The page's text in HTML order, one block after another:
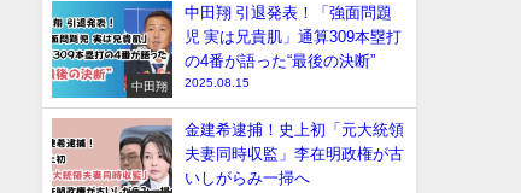
中田翔
中田翔 引退発表！「強面問題
児 実は兄貴肌」通算309本塁打
の4番が語った“最後の決断”
2025.08.15
金建希逮捕！史上初「元大統領
夫妻同時収監」李在明政権が古
いしがらみ一掃へ